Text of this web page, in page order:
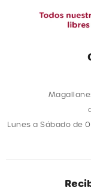
Lunes a Sábado de